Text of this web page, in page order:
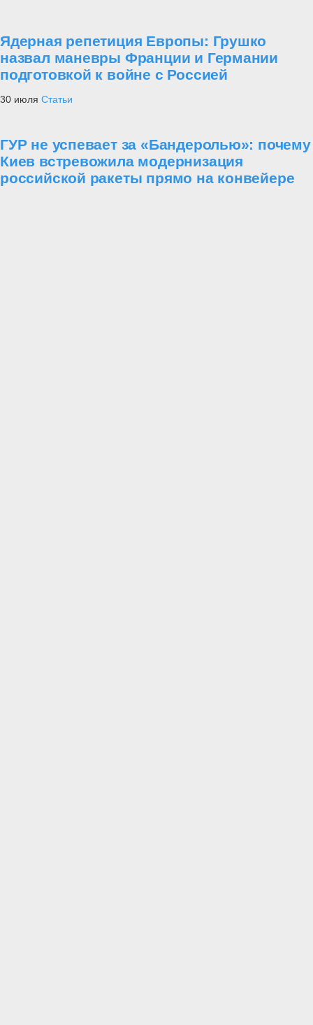
Ядерная репетиция Европы: Грушко
назвал маневры Франции и Германии
подготовкой к войне с Россией
30 июля Статьи
ГУР не успевает за «Бандеролью»: почему
Киев встревожила модернизация
российской ракеты прямо на конвейере